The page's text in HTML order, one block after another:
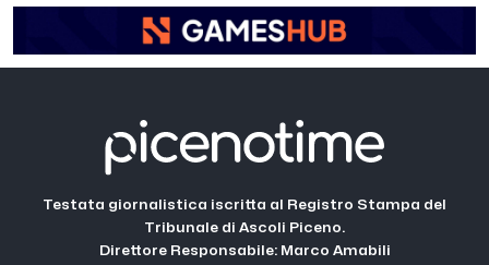
Testata giornalistica iscritta al Registro Stampa del
Tribunale di Ascoli Piceno.
Direttore Responsabile: Marco Amabili